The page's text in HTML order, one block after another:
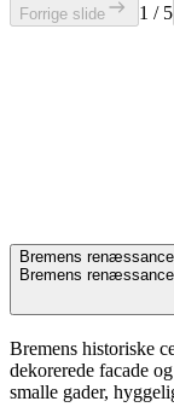
Forrige slide
1 / 5
Bremens
Bremens
Bremens historiske
dekorerede facade
smalle gader,